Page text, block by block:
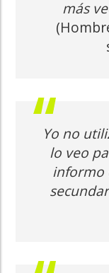
más
Yo no
lo veo
informo